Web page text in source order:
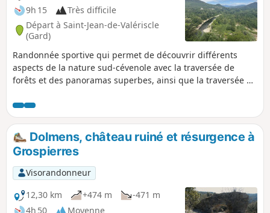
9h 15
Très difficile
Départ à Saint-Jean-de-Valériscle
(Gard)
Randonnée sportive qui permet de découvrir différents
aspects de la nature sud-cévenole avec la traversée de
forêts et des panoramas superbes, ainsi que la traversée de
Lacham est sportive, avec des passages raides, mais les
paysages valent vraiment le coup d’œil. La descente de la
chapelle jusqu'à Saint-Florent-sur-Auzonnet est également
éprouvante, du fait des grosses pierres instables typiques
des Cévennes sur une grande partie de la descente.
Dolmens, château ruiné et résurgence à
Grospierres
Visorandonneur
12,30 km
+474 m
-471 m
4h 50
Moyenne